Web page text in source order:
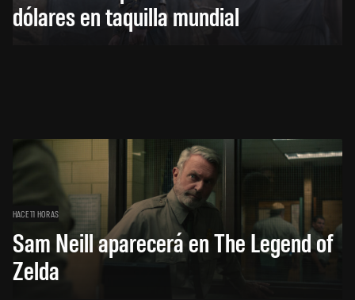
dólares en taquilla mundial
HACE 11 HORAS
Sam Neill aparecerá en The Legend of
Zelda